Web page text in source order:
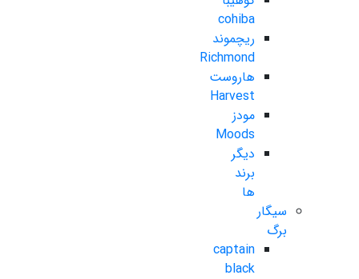
cohiba
ریچموند
Richmond
هاروست
Harvest
مودز
Moods
دیگر
برند
ها
سیگار
برگ
captain
black